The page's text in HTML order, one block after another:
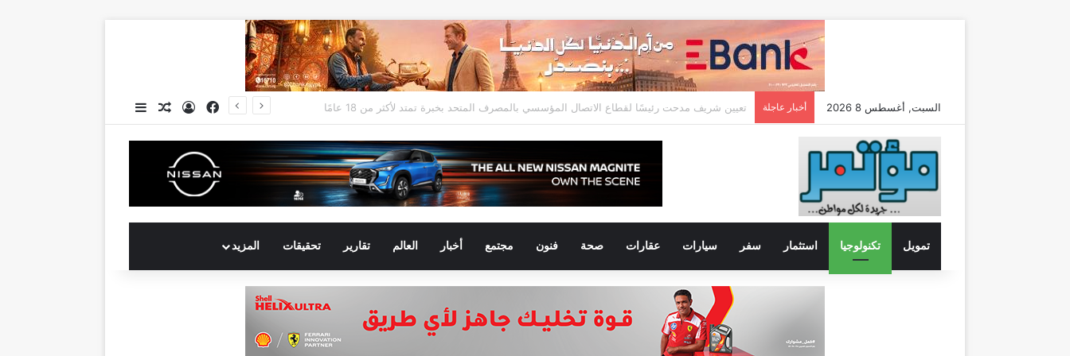
السبت, أغسطس 8 2026 أخبار عاجلة فيسبوكتسجيل الدخول
مقال عشوائي
إضافة عمود جانبي
تمويل تكنولوجيا استثمار سفر سيارات عقارات صحة فنون مجتمع أخبار العالم تقارير تحقيقات المزيد